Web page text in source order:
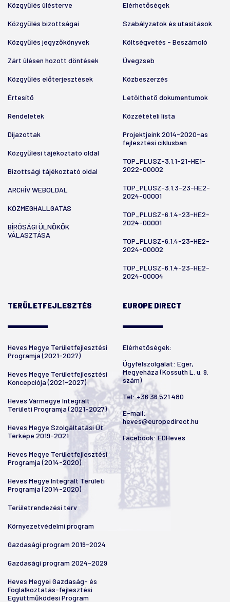
Közgyűlés ülésterve
Közgyűlés bizottságai
Közgyűlés jegyzőkönyvek
Zárt ülésen hozott döntések
Közgyűlés előterjesztések
Értesítő
Rendeletek
Díjazottak
Közgyűlési tájékoztató oldal
Bizottsági tájékoztató oldal
ARCHÍV WEBOLDAL
KÖZMEGHALLGATÁS
BÍRÓSÁGI ÜLNÖKÖK
VÁLASZTÁSA
Elérhetőségek
Szabályzatok és utasítások
Költségvetés - Beszámoló
Üvegzseb
Közbeszerzés
Letölthető dokumentumok
Közzétételi lista
Projektjeink 2014-2020-as
fejlesztési ciklusban
TOP_PLUSZ-3.1.1-21-HE1-
2022-00002
TOP_PLUSZ-3.1.3-23-HE2-
2024-00001
TOP_PLUSZ-6.1.4-23-HE2-
2024-00001
TOP_PLUSZ-6.1.4-23-HE2-
2024-00002
TOP_PLUSZ-6.1.4-23-HE2-
2024-00004
TERÜLETFEJLESZTÉS
Heves Megye Területfejlesztési
Programja (2021-2027)
Heves Megye Területfejlesztési
Koncepciója (2021-2027)
Heves Vármegye Integrált
Területi Programja (2021-2027)
Heves Megye Szolgáltatási Út
Térképe 2019-2021
Heves Megye Területfejlesztési
Programja (2014-2020)
Heves Megye Integrált Területi
Programja (2014-2020)
Területrendezési terv
Környezetvédelmi program
Gazdasági program 2019-2024
Gazdasági program 2024-2029
Heves Megyei Gazdaság- és
Foglalkoztatás-fejlesztési
Együttműködési Program
EUROPE DIRECT
Elérhetőségek:
Ügyfélszolgálat: Eger,
Megyeháza (Kossuth L. u. 9.
szám)
Tel:+36 36 521 480
E-mail:
heves@europedirect.hu
Facebook: EDHeves